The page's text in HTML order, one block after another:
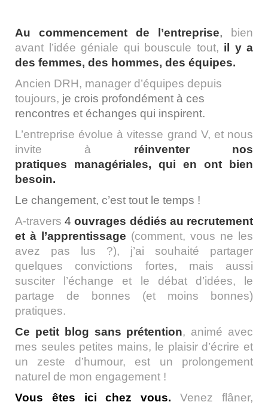
Au commencement de l’entreprise,
bien
avant l’idée géniale qui bouscule tout, il y a
des femmes, des hommes, des équipes.
Ancien DRH, manager d’équipes depuis
toujours, je crois profondément à ces
rencontres et échanges qui inspirent.
L’entreprise évolue à vitesse grand V, et nous
invite à réinventer nos
pratiques
managériales, qui en ont bien
besoin.
Le changement, c’est tout le temps !
A-travers4 ouvrages dédiés au recrutement
et à l’apprentissage (comment, vous ne les
avez pas lus ?), j’ai souhaité partager
quelques convictions fortes, mais aussi
susciter l’échange et le débat d’idées, le
partage de bonnes (et moins bonnes)
pratiques.
Ce petit blog sans prétention, animé avec
mes seules petites mains, le plaisir d’écrire et
un zeste d’humour, est un prolongement
naturel de mon engagement !
Vous êtes ici chez vous.
Venez flâner,